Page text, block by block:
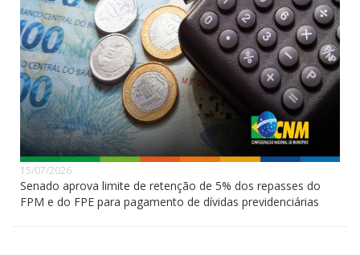
15/07/2026
Senado aprova limite de retenção de 5% dos repasses do
FPM e do FPE para pagamento de dívidas previdenciárias